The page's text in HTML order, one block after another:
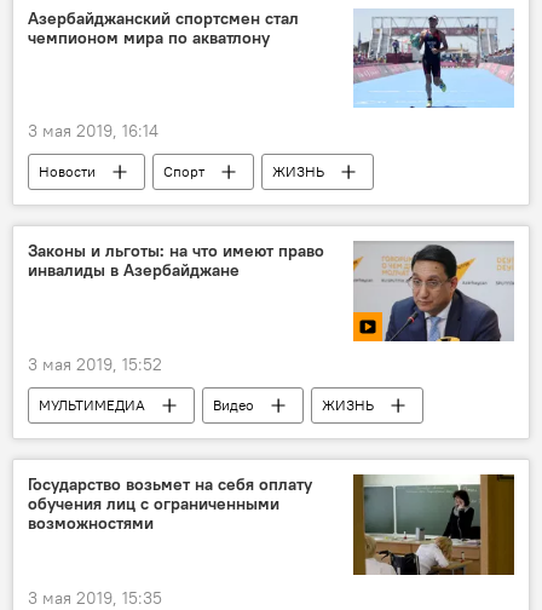
Министерство внутренних дел АР
Баку
дача
Происшествия в Азербайджане
Азербайджанский спортсмен стал
чемпионом мира по акватлону
3 мая 2019, 16:14
Новости Спорт
ЖИЗНЬ
Новости мира
Азербайджан
Законы и льготы: на что имеют право
инвалиды в Азербайджане
3 мая 2019, 15:52
МУЛЬТИМЕДИА Видео
ЖИЗНЬ
Азербайджан
Новости
Пресс-центр
Государство возьмет на себя оплату
обучения лиц с ограниченными
возможностями
3 мая 2019, 15:35